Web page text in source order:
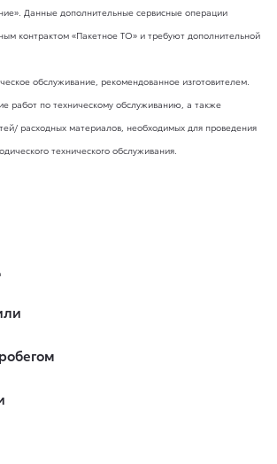
Данные дополнительные сервисные операции
контрактом «Пакетное ТО» и требуют дополнительной
обслуживание, рекомендованное изготовителем.
работ по техническому обслуживанию, а также
расходных материалов, необходимых для проведения
технического обслуживания.